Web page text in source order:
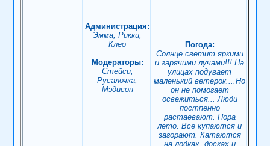
Администрация:
Эмма, Рикки,
Клео
Модераторы:
Стейси,
Русалочка,
Мэдисон
Погода:
Солнце светит яркими
и гарячими лучами!!! На
улицах подувает
маленький ветерок....Но
он не помогает
освежиться... Люди
постпенно
растаевают. Пора
лето. Все купаются и
загорают. Катаются
на лодках, досках и